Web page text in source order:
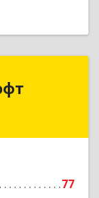
77
Софт
Жуковская